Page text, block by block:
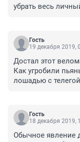
убрать весь
Гость
19 декабря 2019,
Достал этот
Как угробили
лошадью с
Гость
18 декабря 2019,
Обычное явление